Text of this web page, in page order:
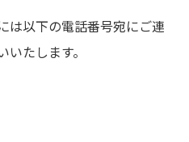
は以下の電話番号宛にご連
たします。